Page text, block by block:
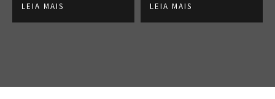
LEIA MAIS LEIA MAIS